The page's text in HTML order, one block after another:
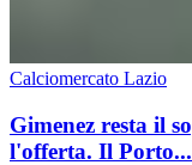
Calciomercato Lazio
Gimenez resta il
l'offerta. Il